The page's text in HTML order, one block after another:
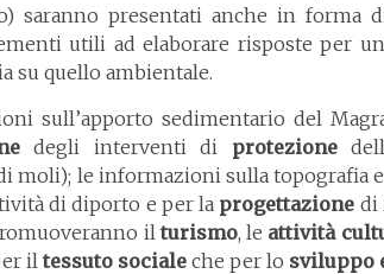
saranno presentati anche in forma
utili ad elaborare risposte per
su quello ambientale.
sull’apporto sedimentario del
degli interventi di protezione
moli); le informazioni sulla topografia
di diporto e per la progettazione di
ilturismo, le attività
iltessuto sociale che per lo sviluppo